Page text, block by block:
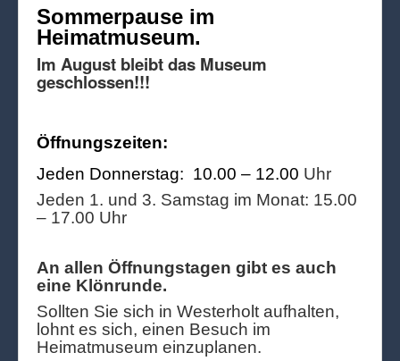
Sommerpause im
Heimatmuseum.
Im August bleibt das Museum
geschlossen!!!
Öffnungszeiten:
Jeden Donnerstag: 10.00 – 12.00 Uhr
Jeden 1. und 3. Samstag im Monat: 15.00
– 17.00 Uhr
An allen Öffnungstagen gibt es auch
eine Klönrunde.
Sollten Sie sich in Westerholt aufhalten,
lohnt es sich, einen Besuch im
Heimatmuseum einzuplanen.